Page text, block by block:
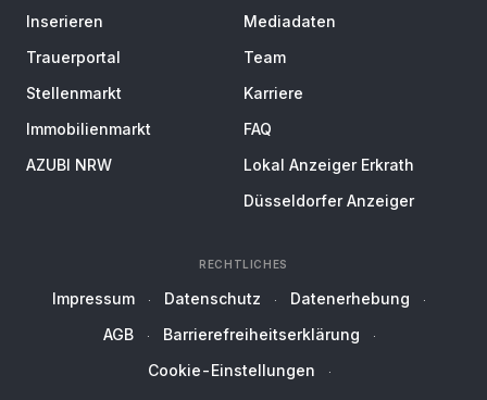
Inserieren
Trauerportal
Stellenmarkt
Immobilienmarkt
AZUBI NRW
Mediadaten
Team
Karriere
FAQ
Lokal Anzeiger Erkrath
Düsseldorfer Anzeiger
RECHTLICHES
Impressum Datenschutz
Datenerhebung
AGB
Barrierefreiheitserklärung
Cookie-Einstellungen